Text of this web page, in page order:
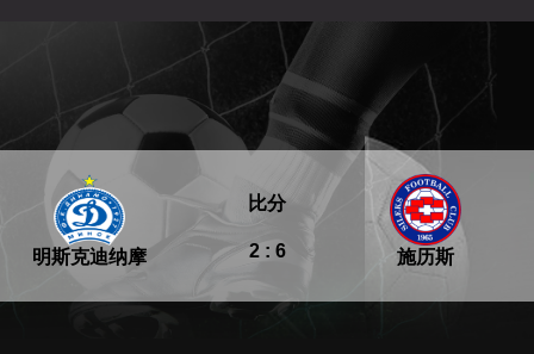
明斯克迪纳摩 2 : 6
比分
施历斯